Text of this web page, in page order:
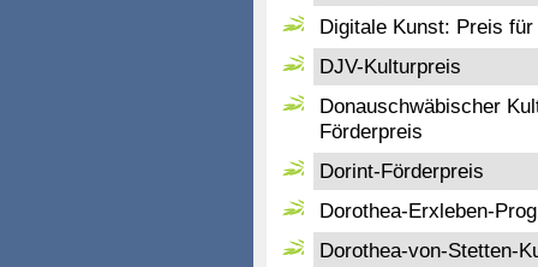
Digitale Kunst: Preis
DJV-Kulturpreis
Donauschwäbischer
Förderpreis
Dorint-Förderpreis
Dorothea-Erxleben-
Dorothea-von-Stetten-